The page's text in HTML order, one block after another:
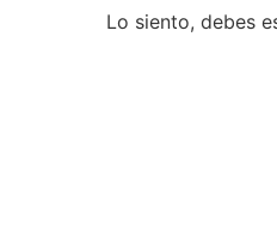
Lo siento, debes